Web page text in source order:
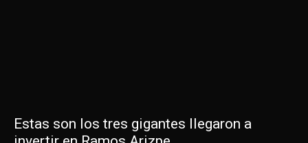
Estas son los tres gigantes llegaron a